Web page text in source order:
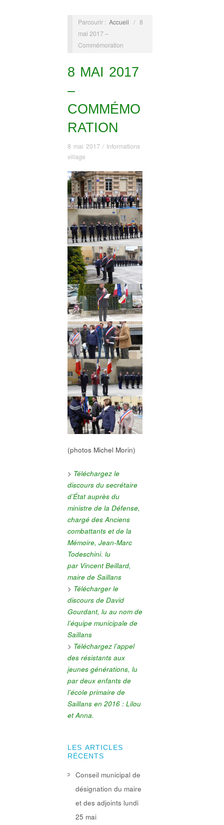
Parcourir : Accueil / 8
mai 2017 –
Commémoration
8 MAI 2017
–
COMMÉMO
RATION
8 mai 2017/ Informations
village
(photos Michel Morin)
> Téléchargez le
discours du secrétaire
d’État auprès du
ministre de la Défense,
chargé des Anciens
combattants et de la
Mémoire, Jean-Marc
Todeschini. lu
par Vincent Beillard,
maire de Saillans
> Télécharger le
discours de David
Gourdant, lu au nom de
l’équipe municipale de
Saillans
> Téléchargez l’appel
des résistants aux
jeunes générations, lu
par deux enfants de
l’école primaire de
Saillans en 2016 : Lilou
et Anna.
LES ARTICLES
RÉCENTS
Conseil municipal de
désignation du maire
et des adjoints lundi
25 mai